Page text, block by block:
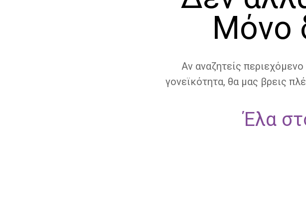
Μόνο
Αν αναζητείς περιεχόμενο
γονεϊκότητα, θα μας βρεις
Έλα